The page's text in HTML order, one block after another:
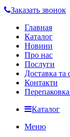
Заказать звонок
Главная
Каталог
Новини
Про нас
Послуги
Доставка та
Контакти
Каталог
Меню